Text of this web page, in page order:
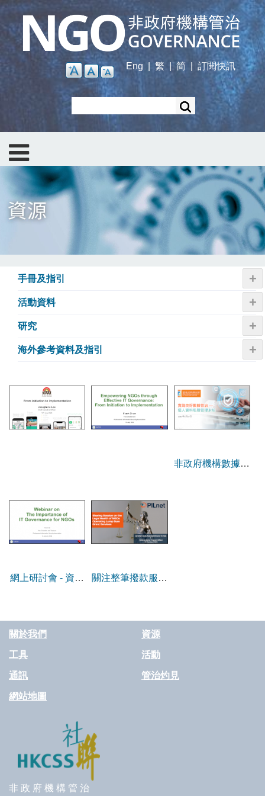
Skip
main
content
Eng
繁 | 简 訂閱快訊
手冊及指引 +
活動資料 +
研究 +
海外參考資料及指引 +
非政府機構數據管
網上研討會 - 資訊
關注整筆撥款服務
關於我們 資源
工具 活動
通訊 管治灼見
網站地圖
非 政 府 機 構 管 治